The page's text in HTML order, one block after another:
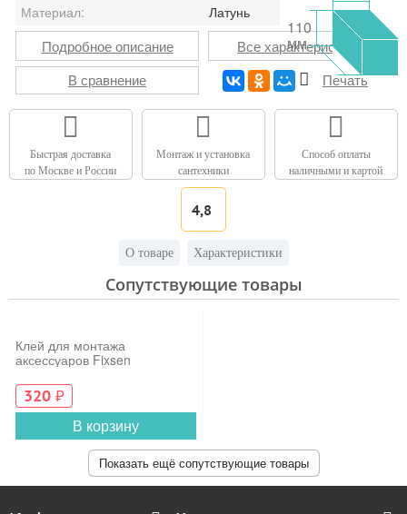
Материал:
Латунь
110
мм
Подробное описание
Все характеристики
В сравнение
Печать
Быстрая доставка
по Москве и России
Монтаж и установка
сантехники
Способ оплаты
наличными и картой
4,8
О товаре Характеристики
Сопутствующие товары
Клей для монтажа
аксессуаров Fixsen
320 ₽
В корзину
Показать ещё сопутствующие товары